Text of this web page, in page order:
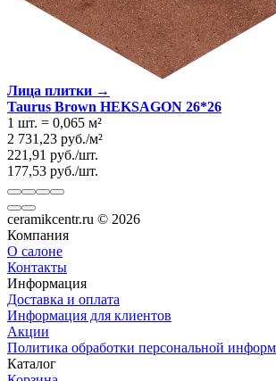
Лица плитки →
Taurus Brown HEKSAGON 26*26
1 шт. = 0,065 м²
2 731,23 руб./м²
221,91 руб./шт.
177,53 руб./шт.
ceramikcentr.ru © 2026
Компания
О салоне
Контакты
Информация
Доставка и оплата
Информация для клиентов
Акции
Политика обработки персональной
Каталог